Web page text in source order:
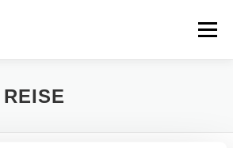
Menü
HEIMATBLÄTTER